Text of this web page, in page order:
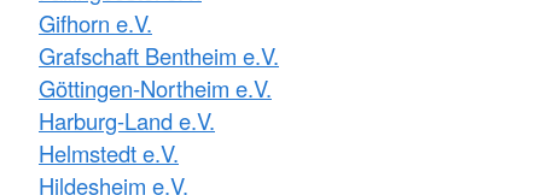
Gifhorn e.V.
Grafschaft Bentheim e.V.
Göttingen-Northeim e.V.
Harburg-Land e.V.
Helmstedt e.V.
Hildesheim e.V.